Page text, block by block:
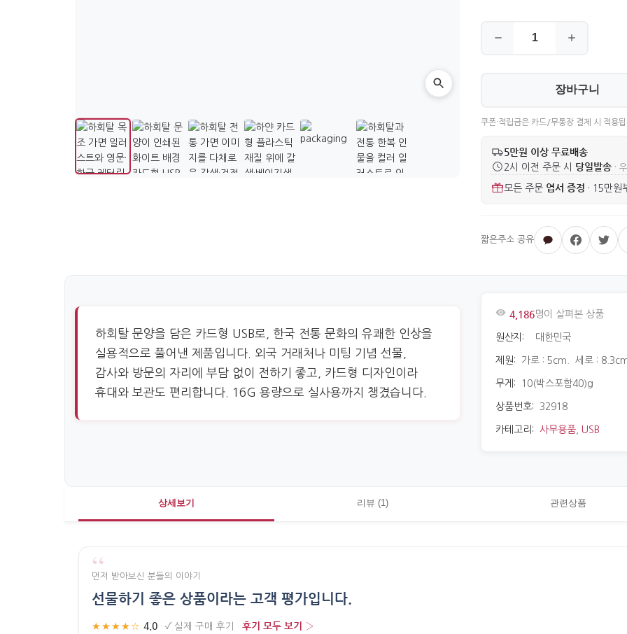
장바구니
쿠폰·적립금은 카드/무통장 결제 시 적용
5만원 이상 무료배송
2시 이전 주문 시 당일발송 ·
모든 주문 엽서 증정 · 15만원
하회탈 문양을 담은 카드형 USB로, 한국 전통 문화의 유쾌한 인상을
실용적으로 풀어낸 제품입니다. 외국 거래처나 미팅 기념 선물,
감사와 방문의 자리에 부담 없이 전하기 좋고, 카드형 디자인이라
휴대와 보관도 편리합니다. 16G 용량으로 실사용까지 챙겼습니다.
4,186명이 살펴본 상품
원산지: 대한민국
제원: 가로 : 5cm. 세로 :
무게: 10(박스포함40)g
상품번호: 32918
카테고리: 사무용품 USB
상세보기 리뷰 (1) 관련상품
“
먼저 받아보신 분들의 이야기
선물하기 좋은 상품이라는 고객 평가입니다.
★★★★☆ 4.0 · ✓ 실제 구매 후기 · 후기 모두 보기 ›